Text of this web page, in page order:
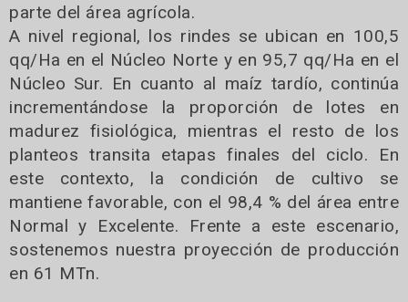
parte del área agrícola.
A nivel regional, los rindes se ubican en 100,5
qq/Ha en el Núcleo Norte y en 95,7 qq/Ha en el
Núcleo Sur. En cuanto al maíz tardío, continúa
incrementándose la proporción de lotes en
madurez fisiológica, mientras el resto de los
planteos transita etapas finales del ciclo. En
este contexto, la condición de cultivo se
mantiene favorable, con el 98,4 % del área entre
Normal y Excelente. Frente a este escenario,
sostenemos nuestra proyección de producción
en 61 MTn.